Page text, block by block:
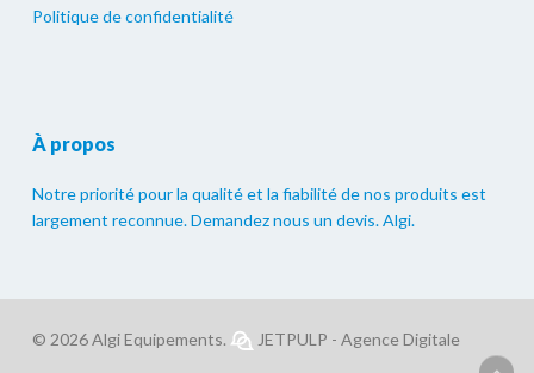
Politique de confidentialité
À propos
Notre priorité pour la qualité et la fiabilité de nos produits est
largement reconnue. Demandez nous un devis. Algi.
© 2026 Algi Equipements. JETPULP - Agence Digitale